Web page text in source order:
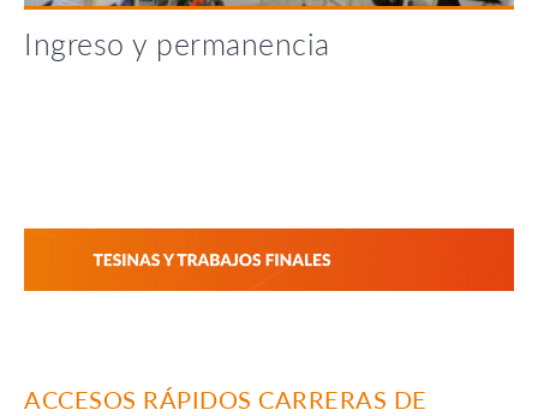
Ingreso y permanencia
ACCESOS RÁPIDOS CARRERAS DE